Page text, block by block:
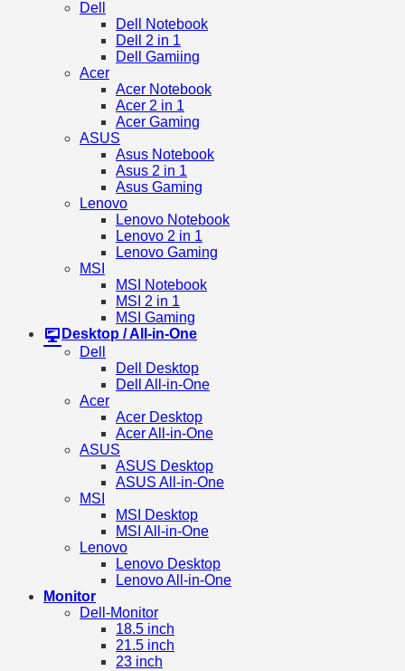
Dell
Dell Notebook
Dell 2 in 1
Dell Gamiing
Acer
Acer Notebook
Acer 2 in 1
Acer Gaming
ASUS
Asus Notebook
Asus 2 in 1
Asus Gaming
Lenovo
Lenovo Notebook
Lenovo 2 in 1
Lenovo Gaming
MSI
MSI Notebook
MSI 2 in 1
MSI Gaming
Desktop / All-in-One
Dell
Dell Desktop
Dell All-in-One
Acer
Acer Desktop
Acer All-in-One
ASUS
ASUS Desktop
ASUS All-in-One
MSI
MSI Desktop
MSI All-in-One
Lenovo
Lenovo Desktop
Lenovo All-in-One
Monitor
Dell-Monitor
18.5 inch
21.5 inch
23 inch